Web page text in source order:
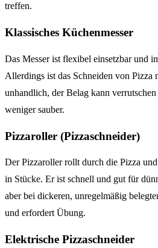
treffen.
Klassisches Küchenmesser
Das Messer ist flexibel einsetzbar und
Allerdings ist das Schneiden von Pizza
unhandlich, der Belag kann
weniger sauber.
Pizzaroller (Pizzaschneider)
Der Pizzaroller rollt durch die Pizza
in Stücke. Er ist schnell und gut für
aber bei dickeren, unregelmäßig
und erfordert Übung.
Elektrische Pizzaschneider